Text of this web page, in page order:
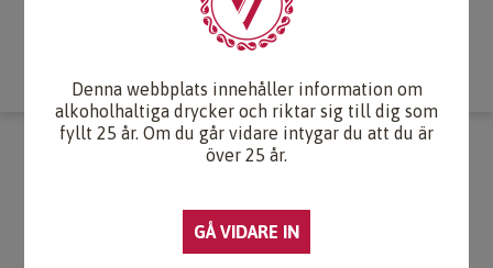
Druvlexikon
Webb-TV Om oss
OJ, NU HITTADE DU NÅGOT
Du har letat dig in på en sida som inte uppdaterats på
Denna webbplats innehåller information om
alkoholhaltiga drycker och riktar sig till dig som
fyllt 25 år. Om du går vidare intygar du att du är
över 25 år.